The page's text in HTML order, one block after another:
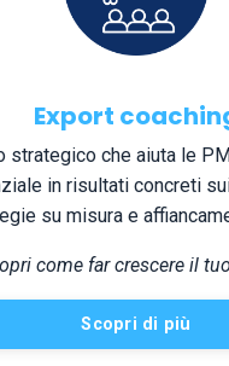
Export
strategico che aiuta le
in risultati concreti
su misura e
come far crescere il
Scopri di più